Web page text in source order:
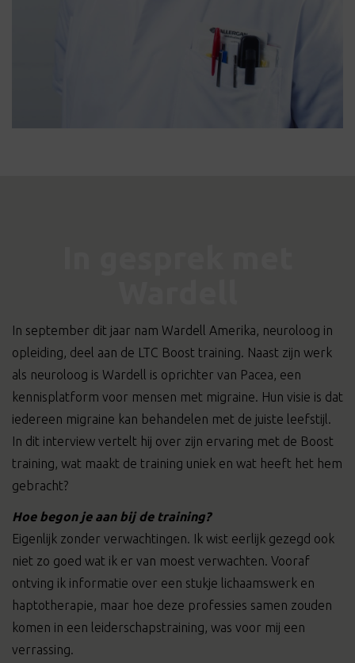
In september dit jaar nam Wardell Amerika, neuroloog in
opleiding, deel aan de LTC Boost training. Naast zijn werk
als neuroloog is Wardell is oprichter van Pacea, een
kennisplatform voor mensen met migraine. Hun visie is dat
iedereen migraine kan behandelen met de juiste leefstijl.
In dit interview vertelt hij over zijn ervaring met de Boost
training, wat maakt de training uniek en wat heeft het hem
gebracht?
Hoe begon je aan bij de training?
Eigenlijk zonder verwachtingen. Ik wist eerlijk gezegd ook
niet zo goed wat ik er van moest verwachten. Vooraf
ontving ik informatie over een stukje lichaamswerk en
haptotherapie, maar hoe deze professies samen zouden
komen in een leiderschapstraining, was voor mij een
verrassing.